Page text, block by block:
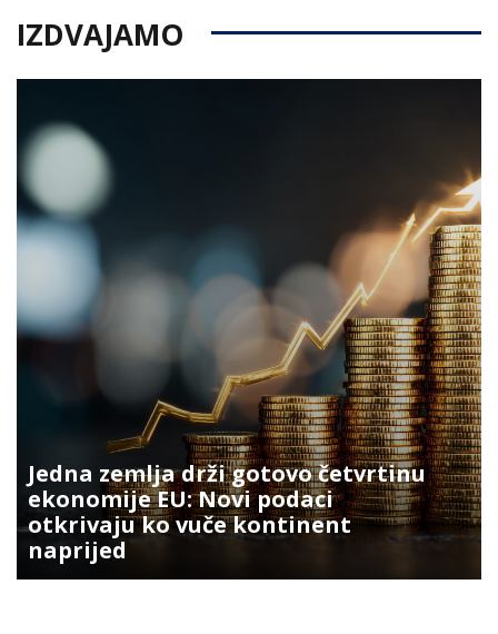
IZDVAJAMO
Jedna zemlja drži gotovo četvrtinu
ekonomije EU: Novi podaci
otkrivaju ko vuče kontinent
naprijed